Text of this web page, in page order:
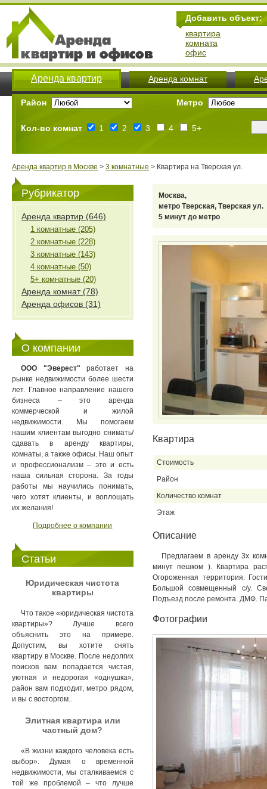
Добавить объект:
квартира
комната
офис
Аренда квартир Аренда комнат
Район Метро
Кол-во комнат 1 2 3 4 5+
Аренда квартир в Москве > 3 комнатные > Квартира на Тверская ул.
Рубрикатор
Аренда квартир (646)
1 комнатные (205)
2 комнатные (228)
3 комнатные (143)
4 комнатные (50)
5+ комнатные (20)
Аренда комнат (78)
Аренда офисов (31)
О компании
ООО "Эверест" работает на
рынке недвижимости более шести
лет. Главное направление нашего
бизнеса – это аренда
коммерческой и жилой
недвижимости. Мы помогаем
нашим клиентам выгодно снимать/
сдавать в аренду квартиры,
комнаты, а также офисы. Наш опыт
и профессионализм – это и есть
наша сильная сторона. За годы
работы мы научились понимать,
чего хотят клиенты, и воплощать
их желания!
Подробнее о компании
Статьи
Юридическая чистота
квартиры
Что такое «юридическая чистота
квартиры»? Лучше всего
объяснить это на примере.
Допустим, вы хотите снять
квартиру в Москве. После недолгих
поисков вам попадается чистая,
уютная и недорогая «однушка»,
район вам подходит, метро рядом,
и вы с восторгом..
Элитная квартира или
частный дом?
«В жизни каждого человека есть
выбор». Думая о временной
недвижимости, мы сталкиваемся с
той же проблемой – что лучше
Москва,
метро Тверская, Тверская ул.
5 минут до метро
Квартира
Стоимость
Район
Количество комнат
Этаж
Описание
Предлагаем в аренду 3х
минут пешком ). Квартира
Огороженная территория.
Большой совмещенный с/у.
Подъезд после ремонта. ДМФ.
Фотографии